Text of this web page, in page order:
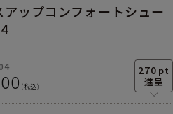
アップコンフォートシュー
270 pt
税込
高反発スポンジ
26.0cm 27.0cm
28.0cm
4.0cm
※単位はセンチメートルです
曲性
ジレス